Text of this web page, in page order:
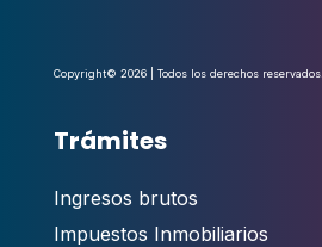
Copyright© 2026 | Todos los derechos reservados.
Trámites
Ingresos brutos
Impuestos Inmobiliarios